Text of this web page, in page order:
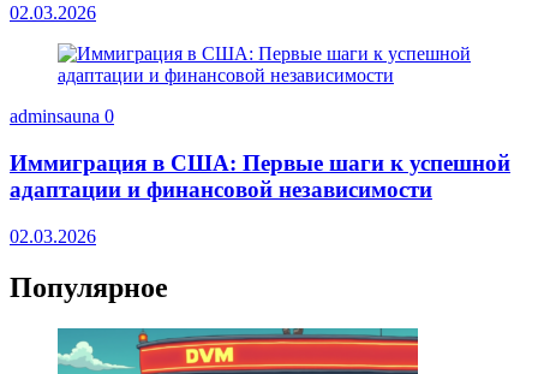
02.03.2026
adminsauna 0
Иммиграция в США: Первые шаги к успешной
адаптации и финансовой независимости
02.03.2026
Популярное